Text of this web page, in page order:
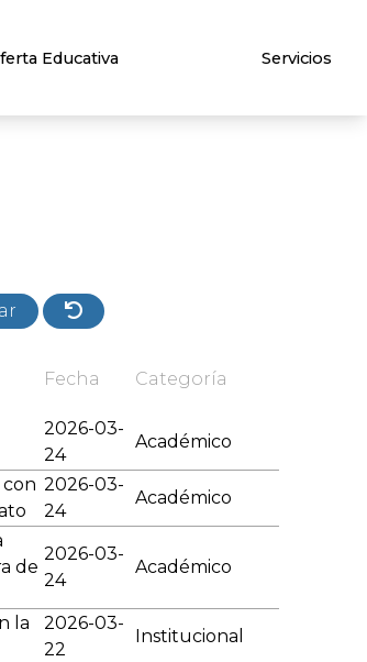
Educativa Servicios
Fecha Categoría
2026-03-
24
Académico
2026-03-
24
Académico
de
2026-03-
24
Académico
la
2026-03-
22
Institucional